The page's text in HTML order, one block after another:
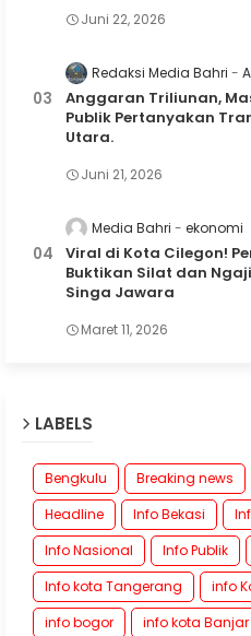
Juni 22, 2026
Redaksi Media Bahri
Anggaran Triliunan,
Publik Pertanyakan
Utara.
Juni 21, 2026
Media Bahri ekonomi
Viral di Kota Cilegon!
Buktikan Silat dan
Singa Jawara
Maret 11, 2026
LABELS
Bengkulu Breaking news
Headline
Info Bekasi
Info Nasional
Info Publik
Info kota Tangerang
info
info bogor
info kota Banjar